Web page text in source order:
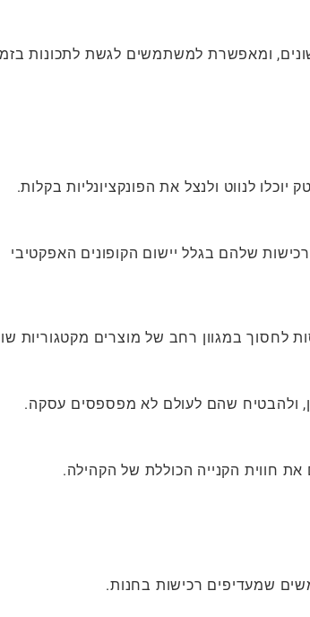
ומאפשרת למשתמשים לגשת לתכונות
לנווט ולנצל את הפונקציונליות בקלות.
על חיסכון בין 10% ל -30% הנחה על הרכישות שלהם בגלל יישום הקופונים האפקטיבי
לחסוך במגוון רחב של מוצרים מקטגוריות
ולהבטיח שהם לעולם לא מפספסים עסקה.
חווית הקנייה הכוללת של הקהילה.
שמעדיפים רכישות בחנות.